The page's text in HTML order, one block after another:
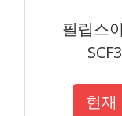
필립스
현재